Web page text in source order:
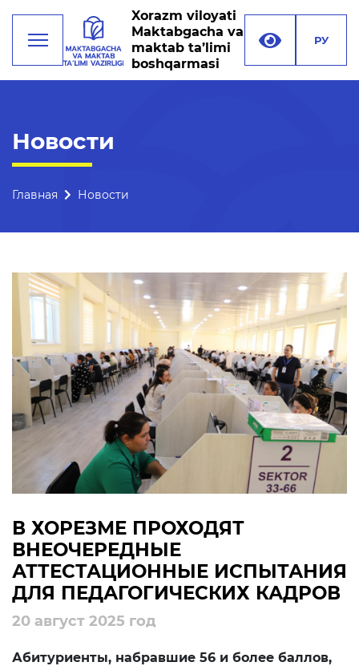
Структура управления
Контакты
Международные
отношения
Планы проведения
открытых заседаний
Muvofiqlashtiruvchi va
maslahat organlari
Образование
Аналитические данные
Термины об образовании
Детские центры
"Баркамол авлод"
Xorazm viloyati
Maktabgacha va
maktab ta’limi
boshqarmasi
РУ
Новости
Главная Новости
В ХОРЕЗМЕ ПРОХОДЯТ
ВНЕОЧЕРЕДНЫЕ
АТТЕСТАЦИОННЫЕ ИСПЫТАНИЯ
ДЛЯ ПЕДАГОГИЧЕСКИХ КАДРОВ
20 август 2025 год
Абитуриенты, набравшие 56 и более баллов,